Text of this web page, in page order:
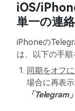
iOS/
単一の連
iPhoneの
は、以下の手順
同期をオフ
場合に再表
「Telegram」